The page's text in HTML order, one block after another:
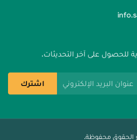
للحصول على آخر التحديثات.
اشترك